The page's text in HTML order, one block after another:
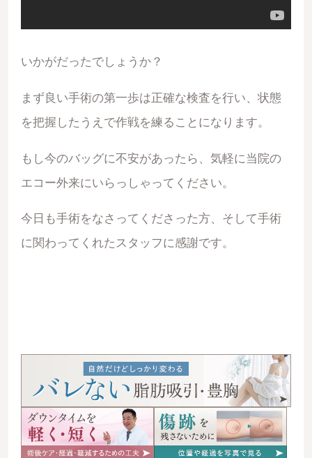
いかがだったでしょうか？
まず良い手術の第一歩は正確な検査を行い、状態
を把握したうえで作戦を練ることになります。
もし今のバッグに不安があったら、気軽に当院の
エコー外来にいらっしゃってください。
今日も手術をなさってくださった方、そして手術
に関わってくれたスタッフに感謝です。